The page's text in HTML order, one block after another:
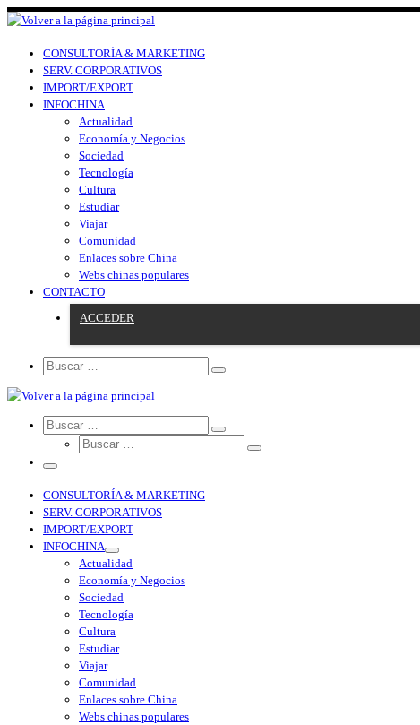
CONSULTORÍA & MARKETING
SERV. CORPORATIVOS
IMPORT/EXPORT
INFOCHINA
Actualidad
Economía y Negocios
Sociedad
Tecnología
Cultura
Estudiar
Viajar
Comunidad
Enlaces sobre China
Webs chinas populares
CONTACTO
ACCEDER
Search
Search
CONSULTORÍA & MARKETING
SERV. CORPORATIVOS
IMPORT/EXPORT
INFOCHINA
Actualidad
Economía y Negocios
Sociedad
Tecnología
Cultura
Estudiar
Viajar
Comunidad
Enlaces sobre China
Webs chinas populares